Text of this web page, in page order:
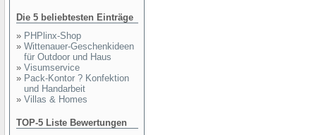
Die 5 beliebtesten Einträge
» PHPlinx-Shop
» Wittenauer-Geschenkideen
für Outdoor und Haus
» Visumservice
» Pack-Kontor ? Konfektion
und Handarbeit
» Villas & Homes
TOP-5 Liste Bewertungen